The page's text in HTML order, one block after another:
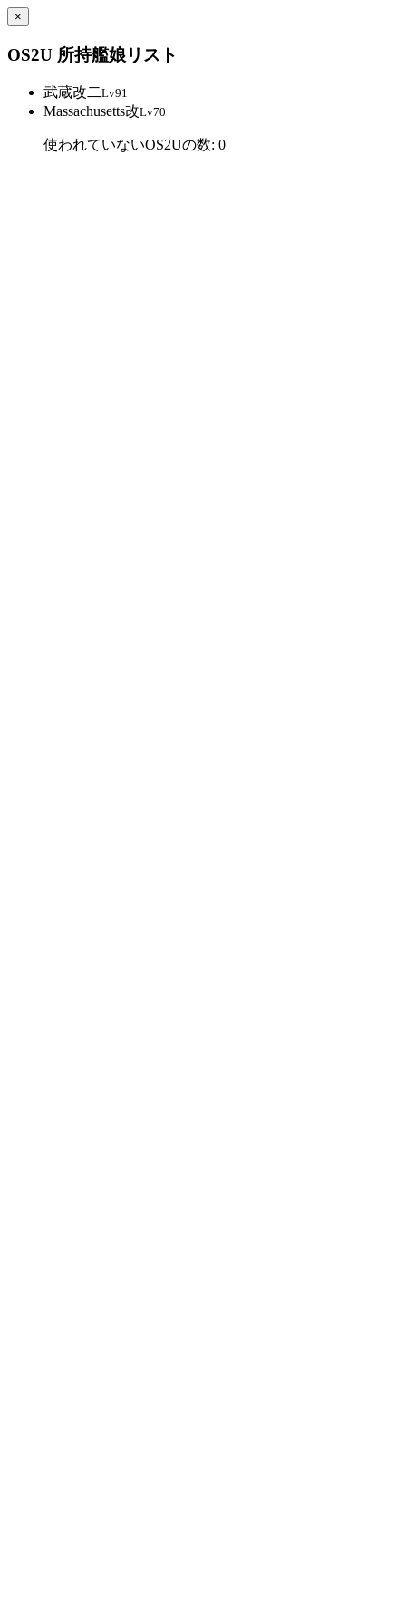
×
OS2U 所持艦娘リスト
武蔵改二Lv91
Massachusetts改Lv70
使われていないOS2Uの数: 0